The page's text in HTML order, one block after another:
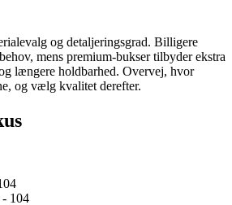
og detaljeringsgrad. Billigere
mens premium-bukser tilbyder ekstra
længere holdbarhed. Overvej, hvor
og vælg kvalitet derefter.